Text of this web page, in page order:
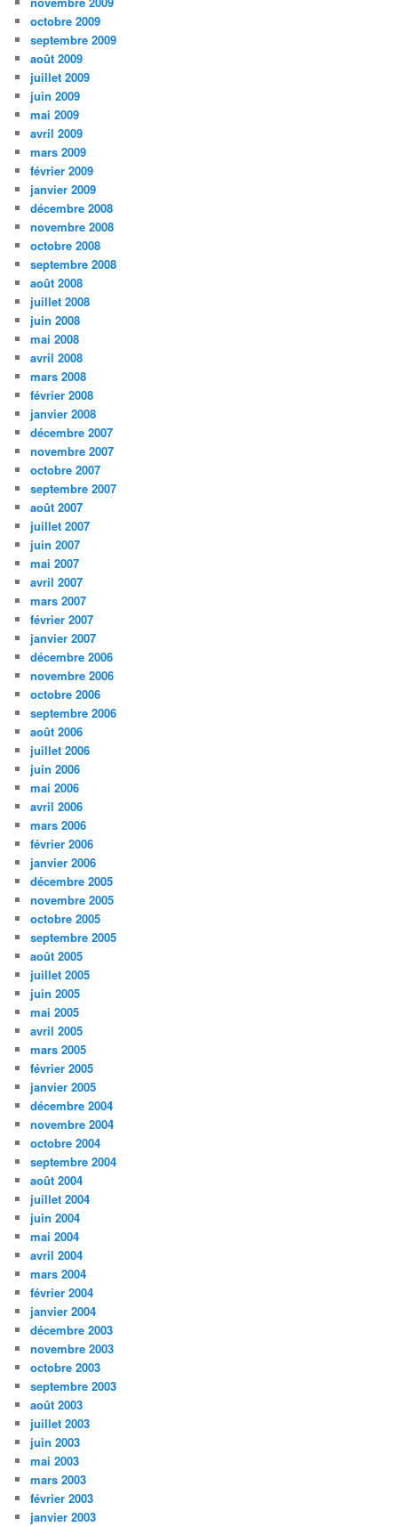
octobre 2009
septembre 2009
août 2009
juillet 2009
juin 2009
mai 2009
avril 2009
mars 2009
février 2009
janvier 2009
décembre 2008
novembre 2008
octobre 2008
septembre 2008
août 2008
juillet 2008
juin 2008
mai 2008
avril 2008
mars 2008
février 2008
janvier 2008
décembre 2007
novembre 2007
octobre 2007
septembre 2007
août 2007
juillet 2007
juin 2007
mai 2007
avril 2007
mars 2007
février 2007
janvier 2007
décembre 2006
novembre 2006
octobre 2006
septembre 2006
août 2006
juillet 2006
juin 2006
mai 2006
avril 2006
mars 2006
février 2006
janvier 2006
décembre 2005
novembre 2005
octobre 2005
septembre 2005
août 2005
juillet 2005
juin 2005
mai 2005
avril 2005
mars 2005
février 2005
janvier 2005
décembre 2004
novembre 2004
octobre 2004
septembre 2004
août 2004
juillet 2004
juin 2004
mai 2004
avril 2004
mars 2004
février 2004
janvier 2004
décembre 2003
novembre 2003
octobre 2003
septembre 2003
août 2003
juillet 2003
juin 2003
mai 2003
mars 2003
février 2003
janvier 2003